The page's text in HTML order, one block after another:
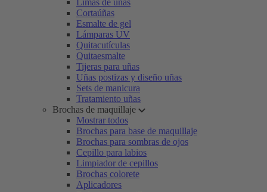
Limas de uñas
Cortaúñas
Esmalte de gel
Lámparas UV
Quitacutículas
Quitaesmalte
Tijeras para uñas
Uñas postizas y diseño uñas
Sets de manicura
Tratamiento uñas
Brochas de maquillaje
Mostrar todos
Brochas para base de maquillaje
Brochas para sombras de ojos
Cepillo para labios
Limpiador de cepillos
Brochas colorete
Aplicadores